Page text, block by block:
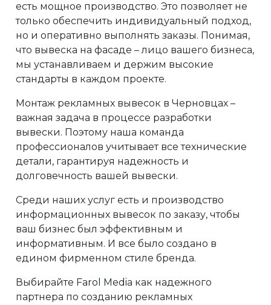
есть мощное производство. Это позволяет не
только обеспечить индивидуальный подход,
но и оперативно выполнять заказы. Понимая,
что вывеска на фасаде – лицо вашего бизнеса,
мы устанавливаем и держим высокие
стандарты в каждом проекте.
Монтаж рекламных вывесок в Черновцах –
важная задача в процессе разработки
вывески. Поэтому наша команда
профессионалов учитывает все технические
детали, гарантируя надежность и
долговечность вашей вывески.
Среди наших услуг есть и производство
информационных вывесок по заказу, чтобы
ваш бизнес был эффективным и
информативным. И все было создано в
едином фирменном стиле бренда.
Выбирайте Farol Media как надежного
партнера по созданию рекламных